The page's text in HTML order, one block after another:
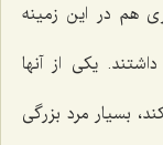
هم در این زمینه
یكی از آنها
بسیار مرد بزرگی